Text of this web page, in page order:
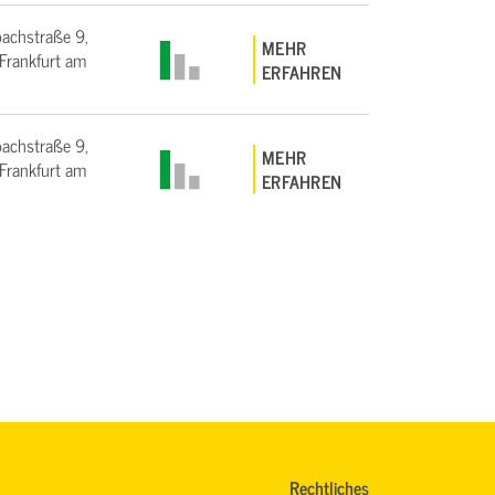
9,
am
MEHR
ERFAHREN
9,
am
MEHR
ERFAHREN
Rechtliches